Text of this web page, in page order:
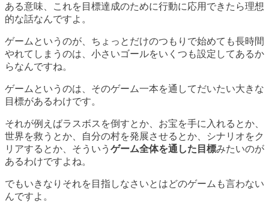
ある意味、これを目標達成のために行動に応用できたら理想
的な話なんですよ。
ゲームというのが、ちょっとだけのつもりで始めても長時間
やれてしまうのは、 小さいゴールをいくつも設定してあるか
らなんですね。
ゲームというのは、そのゲーム一本を通してだいたい大きな
目標があるわけです。
それが例えばラスボスを倒すとか、お宝を手に入れるとか、
世界を救うとか、自分の村を発展させるとか、シナリオをク
リアするとか、そういう ゲーム全体を通した目標みたいのが
あるわけですよね。
でもいきなりそれを目指しなさいとはどのゲームも言わない
んですよ。